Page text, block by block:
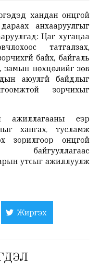
хандан онцгой
анхааруулгыг
Цаг хугацаа
татгалзах,
байх, байгаль
замын нөхцөлийг зөв
аюулгүй байдлыг
зорчихыг
ажиллагааны үеэр
хангах, тусламж
зорилгоор онцгой
утсыг ажиллуулж
Жиргэх